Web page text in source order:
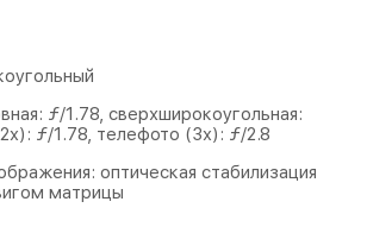
ƒ/1.78, сверхшироко­угольная:
ƒ/1.78, телефото (3x): ƒ/2.8
оптическая стабилизация
матрицы